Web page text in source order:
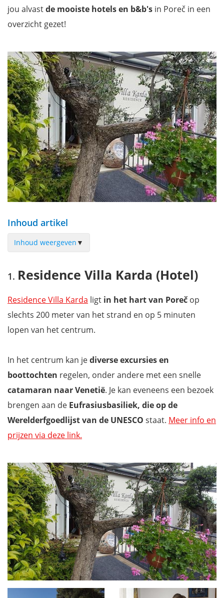
jou alvastde mooiste hotels en b&b's in Poreč in een
overzicht gezet!
Inhoud artikel
Inhoud weergeven ▼
Boutique Hotel Mauro
Hotel Parentium Plava Laguna
Mis niets tijdens je vakantie in Kroatië met onze reisgids
Residence Villa Karda (Hotel)
Residence Villa Karda ligt in het hart van Poreč op
slechts 200 meter van het strand en op 5 minuten
lopen van het centrum.
In het centrum kan jediverse excursies en
boottochten regelen, onder andere met een snelle
catamaran naar Venetië. Je kan eveneens een bezoek
brengen aan de Eufrasiusbasiliek, die op de
Werelderfgoedlijst van de UNESCO staat. Meer info en
prijzen via deze link.